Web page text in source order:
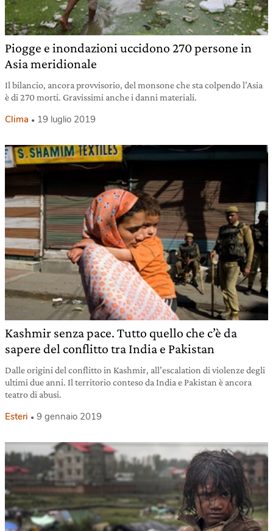
Piogge e inondazioni uccidono 270 persone in
Asia meridionale
Il bilancio, ancora provvisorio, del monsone che sta colpendo l’Asia
è di 270 morti. Gravissimi anche i danni materiali.
Clima 19 luglio 2019
Kashmir senza pace. Tutto quello che c’è da
sapere del conflitto tra India e Pakistan
Dalle origini del conflitto in Kashmir, all’escalation di violenze degli
ultimi due anni. Il territorio conteso da India e Pakistan è ancora
teatro di abusi.
Esteri 9 gennaio 2019